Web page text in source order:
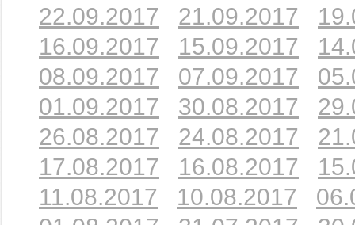
22.09.2017
21.09.2017
16.09.2017
15.09.2017
08.09.2017
07.09.2017
01.09.2017
30.08.2017
26.08.2017
24.08.2017
17.08.2017
16.08.2017
11.08.2017
10.08.2017